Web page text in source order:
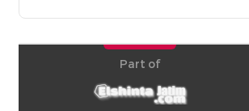
Cair karena
Budi” Pemerintah
Internal MA
Part of